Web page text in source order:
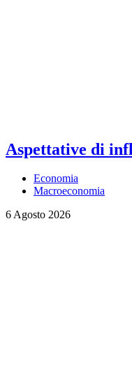
Aspettative di
Economia
Macroeconomia
6 Agosto 2026